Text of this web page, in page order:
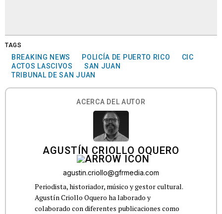
TAGS
BREAKING NEWS POLICÍA DE PUERTO RICO
CIC
ACTOS LASCIVOS
SAN JUAN
TRIBUNAL DE SAN JUAN
ACERCA DEL AUTOR
AGUSTÍN CRIOLLO OQUERO
agustin.criollo@gfrmedia.com
Periodista, historiador, músico y gestor cultural.
Agustín Criollo Oquero ha laborado y
colaborado con diferentes publicaciones como